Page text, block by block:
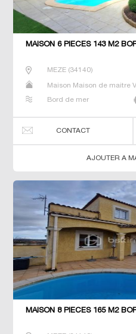
MAISON 6 PIECES 143 M2
MEZE(34140)
Maison Maison de maitre
Bord de mer
CONTACT
AJOUTER A
MAISON 8 PIECES 165 M2